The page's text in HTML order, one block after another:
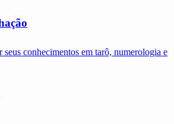
conhecimentos em tarô, numerologia e